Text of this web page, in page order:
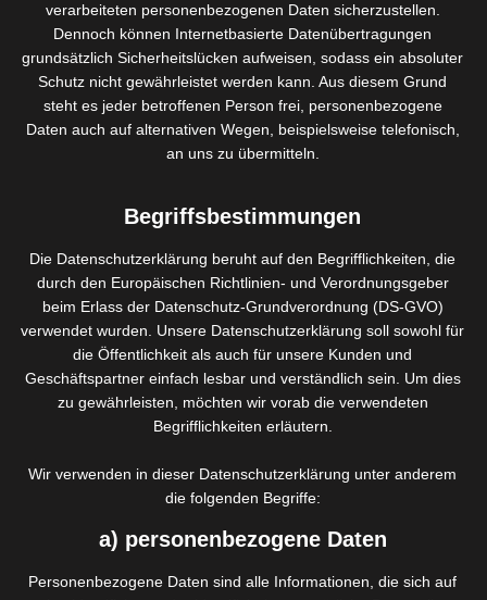
so mobil sind kann das Studio nicht immer besetzt sein.
Über Ihr Kommen würde ich mich freuen.
Marcia Santos
Hier ein Link zu meinem Werbeflyer zum
Download und Ausdrucken. Zögern sie nicht mit
verarbeiteten personenbezogenen Daten sicherzustellen.
Dennoch können Internetbasierte Datenübertragungen
grundsätzlich Sicherheitslücken aufweisen, sodass ein absoluter
Schutz nicht gewährleistet werden kann. Aus diesem Grund
steht es jeder betroffenen Person frei, personenbezogene
Daten auch auf alternativen Wegen, beispielsweise telefonisch,
an uns zu übermitteln.
Begriffsbestimmungen
Die Datenschutzerklärung beruht auf den Begrifflichkeiten, die
durch den Europäischen Richtlinien- und Verordnungsgeber
beim Erlass der Datenschutz-Grundverordnung (DS-GVO)
verwendet wurden. Unsere Datenschutzerklärung soll sowohl für
die Öffentlichkeit als auch für unsere Kunden und
Geschäftspartner einfach lesbar und verständlich sein. Um dies
zu gewährleisten, möchten wir vorab die verwendeten
Begrifflichkeiten erläutern.
Wir verwenden in dieser Datenschutzerklärung unter anderem
die folgenden Begriffe:
a) personenbezogene Daten
Personenbezogene Daten sind alle Informationen, die sich auf